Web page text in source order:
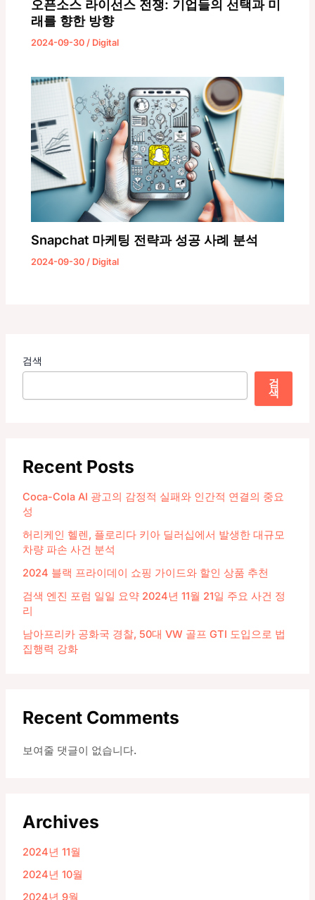
오픈소스 라이선스 전쟁: 기업들의 선택과 미
래를 향한 방향
2024-09-30 / Digital
Snapchat 마케팅 전략과 성공 사례 분석
2024-09-30/ Digital
검색
검
색
Recent Posts
Coca-Cola AI 광고의 감정적 실패와 인간적 연결의 중요
성
허리케인 헬렌, 플로리다 키아 딜러십에서 발생한 대규모
차량 파손 사건 분석
2024 블랙 프라이데이 쇼핑 가이드와 할인 상품 추천
검색 엔진 포럼 일일 요약 2024년 11월 21일 주요 사건 정
리
남아프리카 공화국 경찰, 50대 VW 골프 GTI 도입으로 법
집행력 강화
Recent Comments
보여줄 댓글이 없습니다.
Archives
2024년 11월
2024년 10월
2024년 9월